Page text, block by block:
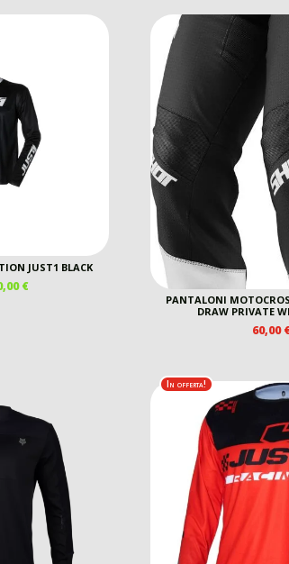
JUST1 BLACK
€IL
PANTALONI
DRAW PRIVATE
60,00
In offerta!